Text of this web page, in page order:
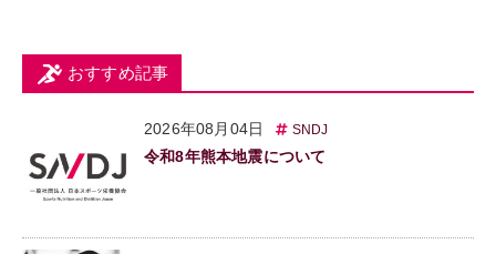
おすすめ記事
2026年08月04日 SNDJ
令和8年熊本地震について